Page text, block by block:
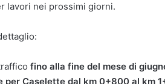
lavori nei prossimi giorni.
fino alla fine del mese di
per Caselette dal km 0+800 al km